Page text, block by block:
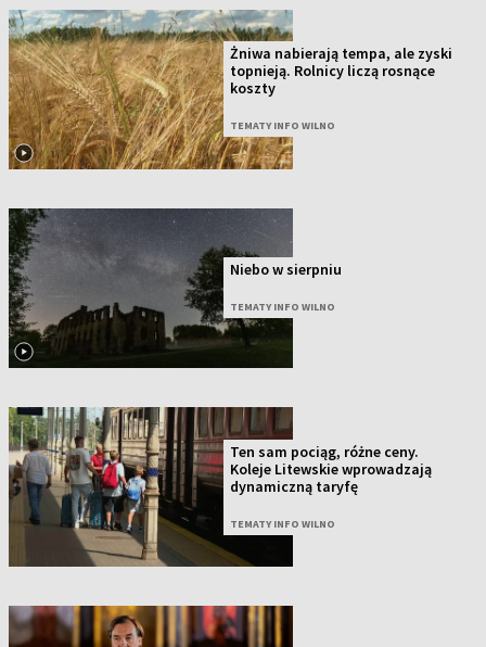
Żniwa nabierają tempa, ale zyski
topnieją. Rolnicy liczą rosnące
koszty
TEMATY INFO WILNO
Niebo w sierpniu
TEMATY INFO WILNO
Ten sam pociąg, różne ceny.
Koleje Litewskie wprowadzają
dynamiczną taryfę
TEMATY INFO WILNO